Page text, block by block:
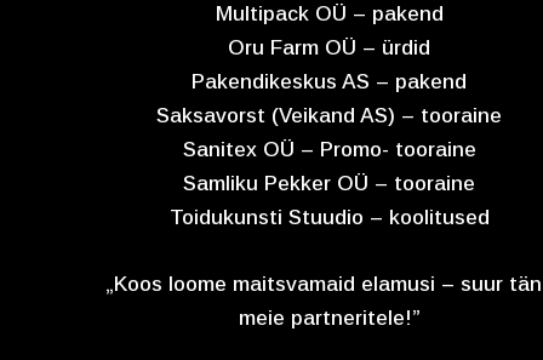
Multipack OÜ – pakend
Oru Farm OÜ – ürdid
Pakendikeskus AS – pakend
Saksavorst (Veikand AS) – tooraine
Sanitex OÜ – Promo- tooraine
Samliku Pekker OÜ – tooraine
Toidukunsti Stuudio – koolitused
„Koos loome maitsvamaid elamusi – suur
meie partneritele!”